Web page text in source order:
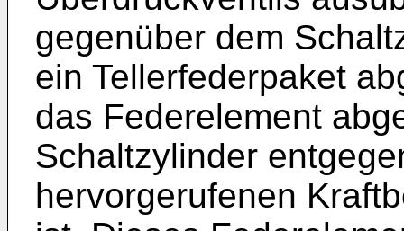
gegenüber dem
ein Tellerfederpaket
das Federelement
Schaltzylinder
hervorgerufenen